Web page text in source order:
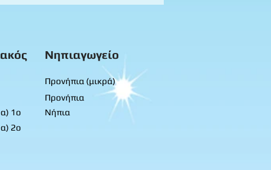
Νηπιαγωγείο
1ο
2ο
Προνήπια (μικρά)
Προνήπια
Νήπια